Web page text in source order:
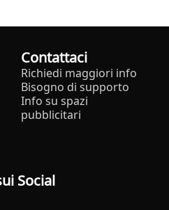
Contattaci
Richiedi maggiori info
Bisogno di supporto
Info su spazi
pubblicitari
Social